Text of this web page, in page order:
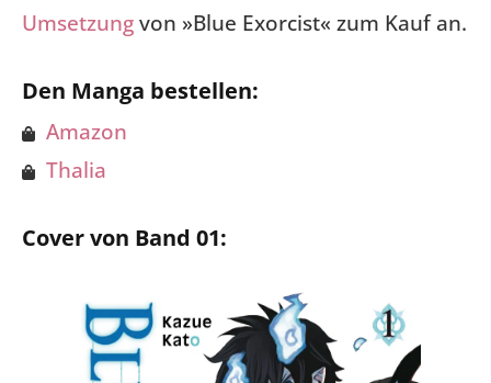
Umsetzungvon »Blue Exorcist« zum Kauf an.
Den Manga bestellen:
Amazon
Thalia
Cover von Band 01: